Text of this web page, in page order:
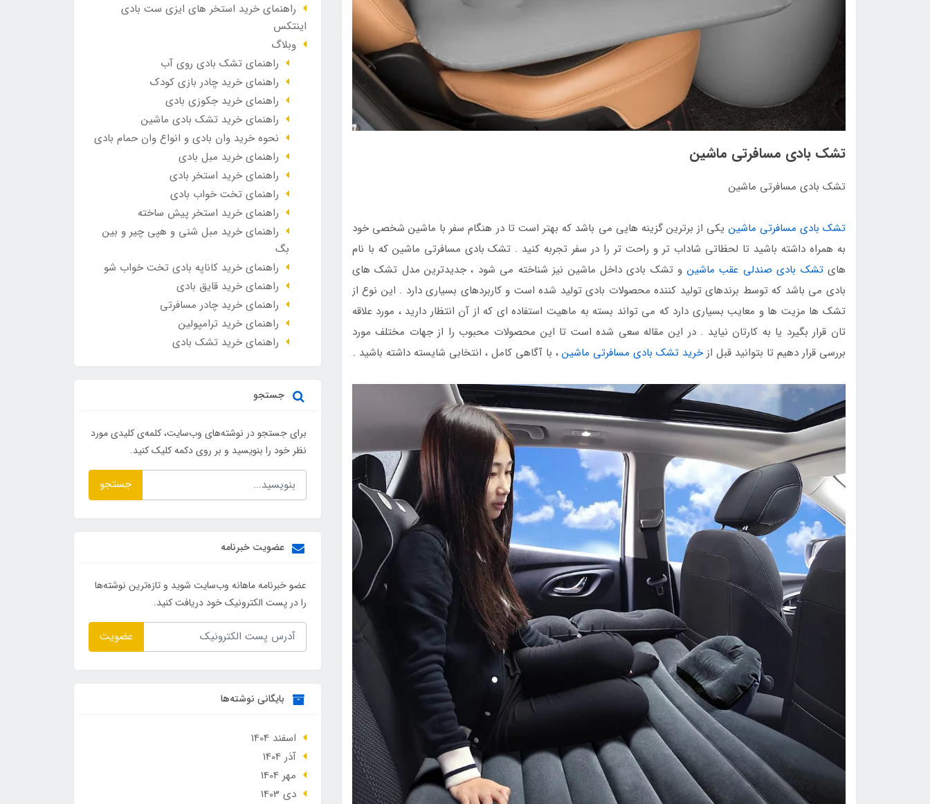
تشک بادی مسافرتی ماشین
تشک بادی مسافرتی ماشین
تشک بادی مسافرتی ماشین یکی از برترین گزینه هایی می باشد که بهتر است تا در هنگام سفر با ماشین شخصی خود
به همراه داشته باشید تا لحظاتی شاداب تر و راحت تر را در سفر تجربه کنید . تشک بادی مسافرتی ماشین که با نام
هایتشک بادی صندلی عقب ماشین و تشک بادی داخل ماشین نیز شناخته می شود ، جدیدترین مدل تشک های
بادی می باشد که توسط برندهای تولید کننده محصولات بادی تولید شده است و کاربردهای بسیاری دارد . این نوع از
تشک ها مزیت ها و معایب بسیاری دارد که می تواند بسته به ماهیت استفاده ای که از آن انتظار دارید ، مورد علاقه
تان قرار بگیرد یا به کارتان نیاید . در این مقاله سعی شده است تا این محصولات محبوب را از جهات مختلف مورد
بررسی قرار دهیم تا بتوانید قبل ازخرید تشک بادی مسافرتی ماشین ، با آگاهی کامل ، انتخابی شایسته داشته باشید .
راهنمای خرید استخر های ایزی ست بادی
اینتکس
وبلاگ
راهنمای تشک بادی روی آب
راهنمای خرید چادر بازی کودک
راهنمای خرید جکوزی بادی
راهنمای خرید تشک بادی ماشین
نحوه خرید وان بادی و انواع وان حمام بادی
راهنمای خرید مبل بادی
راهنمای خرید استخر بادی
راهنمای تخت خواب بادی
راهنمای خرید استخر پیش ساخته
راهنمای خرید مبل شنی و هپی چیر و بین
بگ
راهنمای خرید کاناپه بادی تخت خواب شو
راهنمای خرید قایق بادی
راهنمای خرید چادر مسافرتی
راهنمای خرید ترامپولین
راهنمای خرید تشک بادی
جستجو
برای جستجو در نوشته‌های وب‌سایت، کلمه‌ی کلیدی مورد
نظر خود را بنویسید و بر روی دکمه کلیک کنید.
جستجو
عضویت خبرنامه
عضو خبرنامه ماهانه وب‌سایت شوید و تازه‌ترین نوشته‌ها
را در پست الکترونیک خود دریافت کنید.
عضویت
بایگانی نوشته‌ها
اسفند 1404
آذر 1404
مهر 1404
دی 1403